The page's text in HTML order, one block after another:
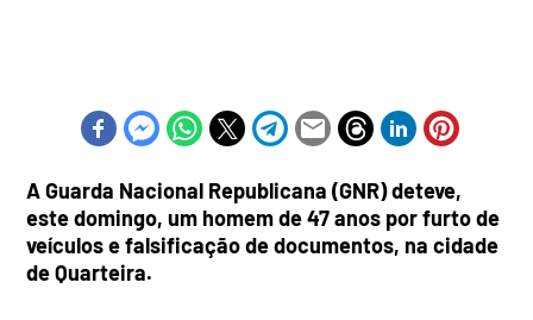
A Guarda Nacional Republicana (GNR) deteve,
este domingo, um homem de 47 anos por furto de
veículos e falsificação de documentos, na cidade
de Quarteira.